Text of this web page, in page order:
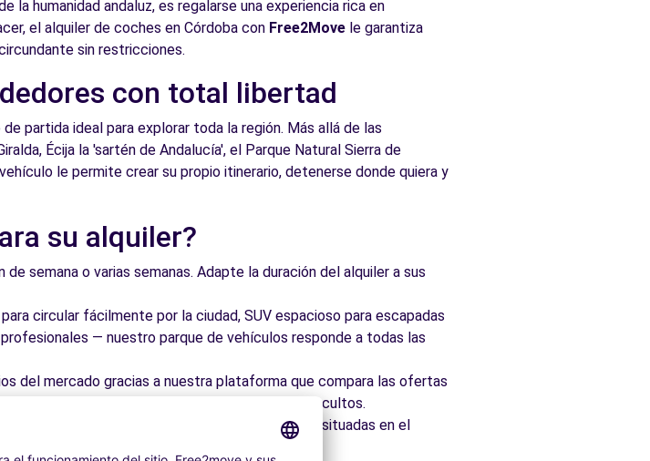
la humanidad andaluz, es regalarse una experiencia rica en
el alquiler de coches en Córdoba con Free2Move le garantiza
sin restricciones.
con total libertad
partida ideal para explorar toda la región. Más allá de las
Écija la 'sartén de Andalucía', el Parque Natural Sierra de
le permite crear su propio itinerario, detenerse donde quiera y
su alquiler?
de semana o varias semanas. Adapte la duración del alquiler a sus
circular fácilmente por la ciudad, SUV espacioso para escapadas
— nuestro parque de vehículos responde a todas las
del mercado gracias a nuestra plataforma que compara las ofertas
clics con precios transparentes, sin cargos ocultos.
numerosas oficinas asociadas, idealmente situadas en el